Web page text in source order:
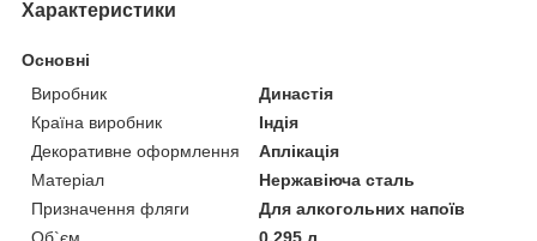
Характеристики
Основні
Виробник
Династія
Країна виробник
Індія
Декоративне оформлення
Аплікація
Матеріал
Нержавіюча сталь
Призначення фляги
Для алкогольних напоїв
Об`єм
0.295 л